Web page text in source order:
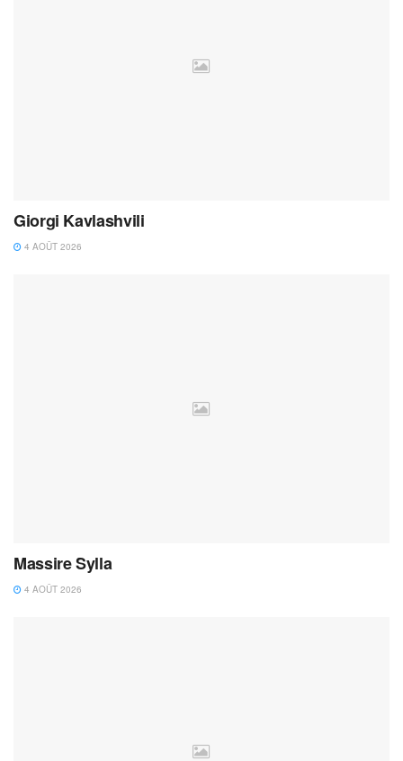
Giorgi Kavlashvili
4 AOÛT 2026
Massire Sylla
4 AOÛT 2026